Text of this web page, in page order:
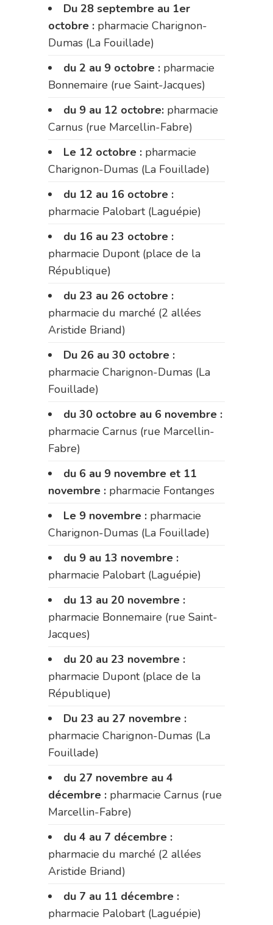
Du 28 septembre au 1er
octobre : pharmacie Charignon-
Dumas (La Fouillade)
du 2 au 9 octobre : pharmacie
Bonnemaire (rue Saint-Jacques)
du 9 au 12 octobre: pharmacie
Carnus (rue Marcellin-Fabre)
Le 12 octobre : pharmacie
Charignon-Dumas (La Fouillade)
du 12 au 16 octobre :
pharmacie Palobart (Laguépie)
du 16 au 23 octobre :
pharmacie Dupont (place de la
République)
du 23 au 26 octobre :
pharmacie du marché (2 allées
Aristide Briand)
Du 26 au 30 octobre :
pharmacie Charignon-Dumas (La
Fouillade)
du 30 octobre au 6 novembre :
pharmacie Carnus (rue Marcellin-
Fabre)
du 6 au 9 novembre et 11
novembre : pharmacie Fontanges
Le 9 novembre : pharmacie
Charignon-Dumas (La Fouillade)
du 9 au 13 novembre :
pharmacie Palobart (Laguépie)
du 13 au 20 novembre :
pharmacie Bonnemaire (rue Saint-
Jacques)
du 20 au 23 novembre :
pharmacie Dupont (place de la
République)
Du 23 au 27 novembre :
pharmacie Charignon-Dumas (La
Fouillade)
du 27 novembre au 4
décembre : pharmacie Carnus (rue
Marcellin-Fabre)
du 4 au 7 décembre :
pharmacie du marché (2 allées
Aristide Briand)
du 7 au 11 décembre :
pharmacie Palobart (Laguépie)